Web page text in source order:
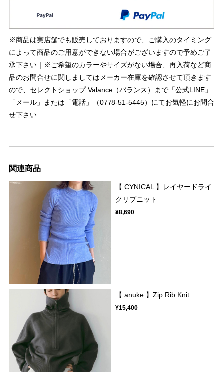
※商品は実店舗でも販売しておりますので、ご購入のタイミング
によって商品のご用意ができない場合がございますので予めご了
承下さい｜※ご希望のカラーやサイズがない場合、再入荷など商
品のお問合せに関しましてはメーカー在庫を確認させて頂きます
ので、セレクトショップ Valance（バランス）まで「公式LINE」
「メール」または「電話」（0778-51-5445）にてお気軽にお問合
せ下さい
関連商品
【 CYNICAL 】レイヤードライ
クリブニット
¥8,690
【 anuke 】Zip Rib Knit
¥15,400